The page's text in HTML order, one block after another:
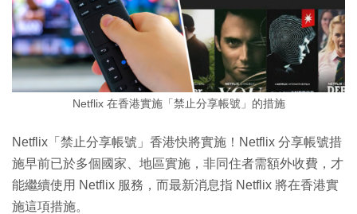
Netflix 在香港實施「禁止分享帳號」的措施
Netflix「禁止分享帳號」香港快將實施！Netflix 分享帳號措
施早前已於多個國家、地區實施，非同住者需額外收費，才
能繼續使用 Netflix 服務，而最新消息指 Netflix 將在香港實
施這項措施。